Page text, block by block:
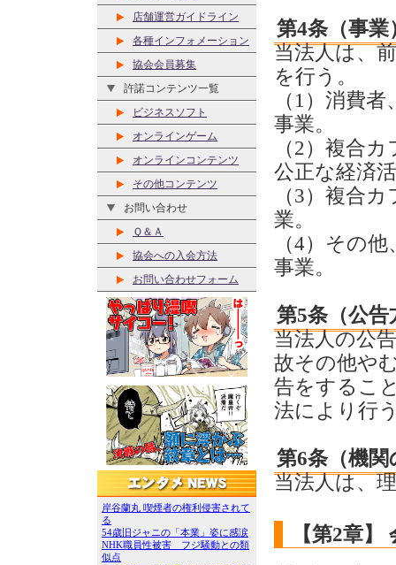
店舗運営ガイドライン
各種インフォメーション
協会会員募集
許諾コンテンツ一覧
ビジネスソフト
オンラインゲーム
オンラインコンテンツ
その他コンテンツ
お問い合わせ
Ｑ＆Ａ
協会への入会方法
お問い合わせフォーム
第4条（事業
当法人は、
を行う。
（1）消費
事業。
（2）複合
公正な経済
（3）複合
業。
（4）その
事業。
第5条（公告
当法人の公
故その他や
告をするこ
法により行
第6条（機関
当法人は、
【第2章】